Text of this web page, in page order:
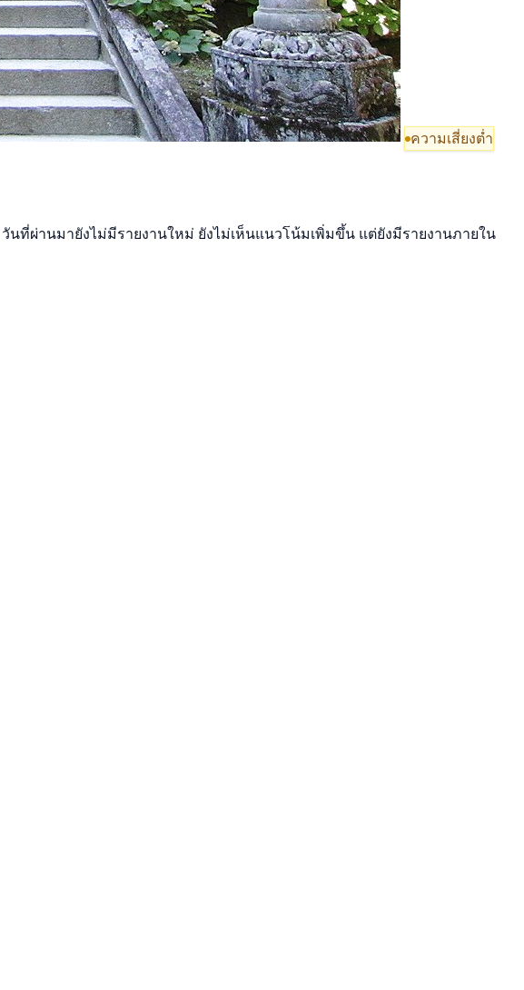
ความเสี่ยงต่ำ
ที่ผ่านมายังไม่มีรายงานใหม่ ยังไม่เห็นแนวโน้มเพิ่มขึ้น แต่ยังมีรายงานภายใน